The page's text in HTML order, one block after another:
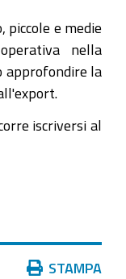
piccole e medie
nella
approfondire la
iscriversi al
STAMPA